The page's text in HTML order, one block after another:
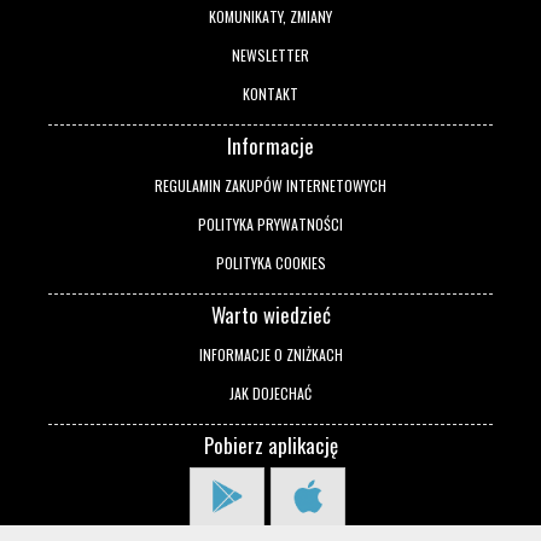
KOMUNIKATY, ZMIANY
NEWSLETTER
KONTAKT
Informacje
REGULAMIN ZAKUPÓW INTERNETOWYCH
POLITYKA PRYWATNOŚCI
POLITYKA COOKIES
Warto wiedzieć
INFORMACJE O ZNIŻKACH
JAK DOJECHAĆ
Pobierz aplikację